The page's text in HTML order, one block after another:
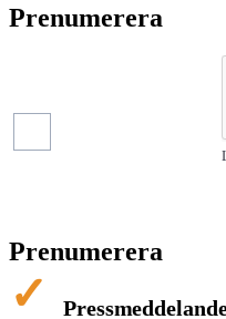
Prenumerera
Prenumerera